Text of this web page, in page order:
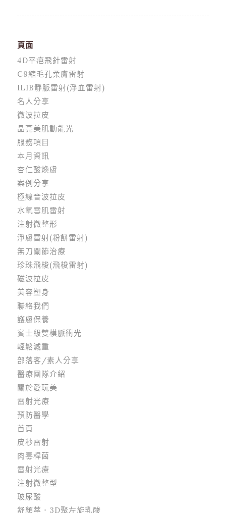
頁面
4D平疤飛針雷射
C9縮毛孔柔膚雷射
ILIB靜脈雷射(淨血雷射)
名人分享
微波拉皮
晶亮美肌動能光
服務項目
本月資訊
杏仁酸煥膚
案例分享
極線音波拉皮
水氧雪肌雷射
注射微整形
淨膚雷射(粉餅雷射)
無刀關節治療
珍珠飛梭(飛梭雷射)
磁波拉皮
美容塑身
聯絡我們
護膚保養
賓士級雙模脈衝光
輕鬆減重
部落客/素人分享
醫療團隊介紹
關於愛玩美
雷射光療
預防醫學
首頁
皮秒雷射
肉毒桿菌
雷射光療
注射微整型
玻尿酸
舒顏萃．3D聚左旋乳酸